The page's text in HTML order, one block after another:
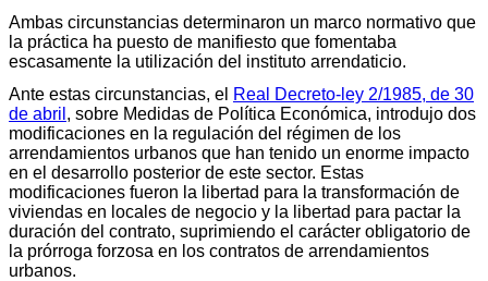
Ambas circunstancias determinaron un marco normativo que
la práctica ha puesto de manifiesto que fomentaba
escasamente la utilización del instituto arrendaticio.
Ante estas circunstancias, el Real Decreto-ley 2/1985, de 30
de abril , sobre Medidas de Política Económica, introdujo dos
modificaciones en la regulación del régimen de los
arrendamientos urbanos que han tenido un enorme impacto
en el desarrollo posterior de este sector. Estas
modificaciones fueron la libertad para la transformación de
viviendas en locales de negocio y la libertad para pactar la
duración del contrato, suprimiendo el carácter obligatorio de
la prórroga forzosa en los contratos de arrendamientos
urbanos.